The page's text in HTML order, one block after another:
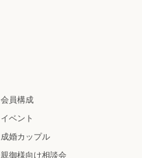
会員構成
イベント
成婚カップル
親御様向け相談会